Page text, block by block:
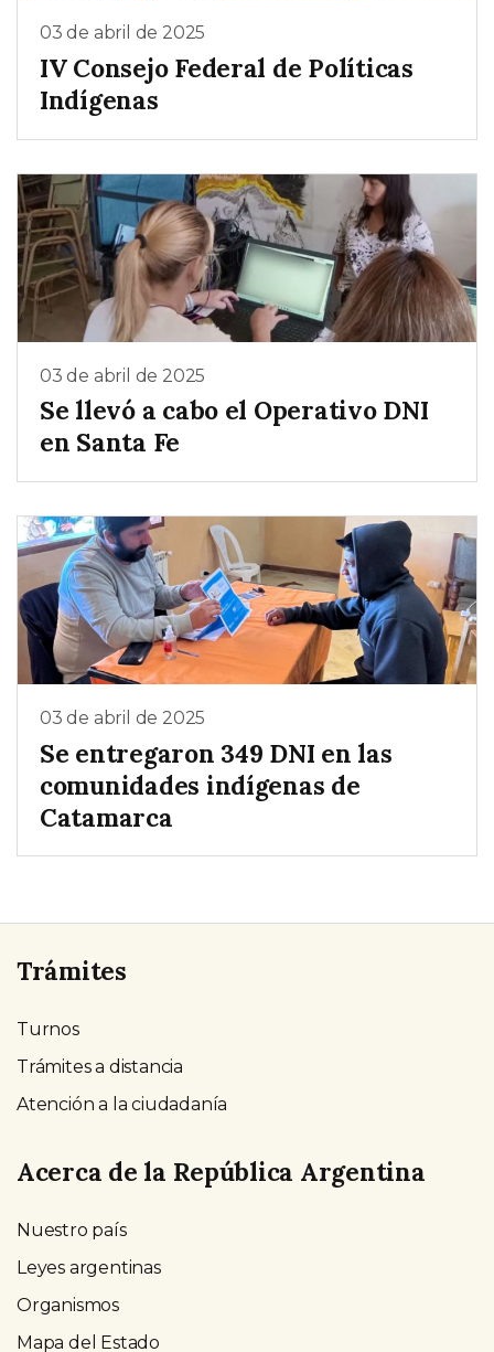
03 de abril de 2025
IV Consejo Federal de Políticas
Indígenas
03 de abril de 2025
Se llevó a cabo el Operativo DNI
en Santa Fe
03 de abril de 2025
Se entregaron 349 DNI en las
comunidades indígenas de
Catamarca
Trámites
Turnos
Trámites a distancia
Atención a la ciudadanía
Acerca de la República Argentina
Nuestro país
Leyes argentinas
Organismos
Mapa del Estado